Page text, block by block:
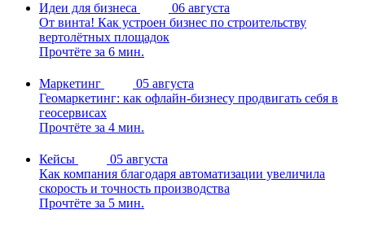
Идеи для бизнеса
06 августа
От винта! Как устроен бизнес по строительству
вертолётных площадок
Прочтёте за 6 мин.
Маркетинг
05 августа
Геомаркетинг: как офлайн-бизнесу продвигать себя в
геосервисах
Прочтёте за 4 мин.
Кейсы
05 августа
Как компания благодаря автоматизации увеличила
скорость и точность производства
Прочтёте за 5 мин.